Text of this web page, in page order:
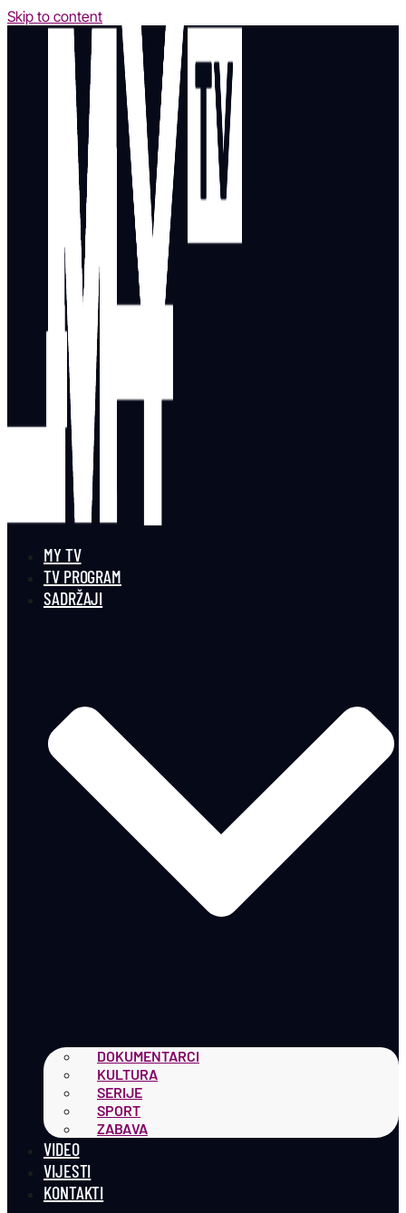
Skip to content
MY TV
TV PROGRAM
SADRŽAJI
DOKUMENTARCI
KULTURA
SERIJE
SPORT
ZABAVA
VIDEO
VIJESTI
KONTAKTI